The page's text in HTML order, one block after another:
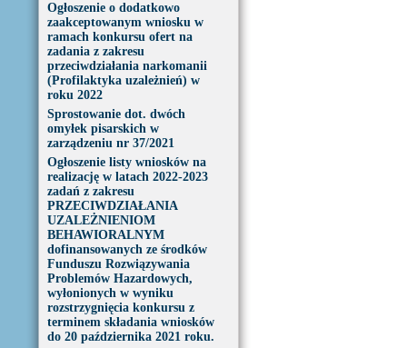
Ogłoszenie o dodatkowo
zaakceptowanym wniosku w
ramach konkursu ofert na
zadania z zakresu
przeciwdziałania narkomanii
(Profilaktyka uzależnień) w
roku 2022
Sprostowanie dot. dwóch
omyłek pisarskich w
zarządzeniu nr 37/2021
Ogłoszenie listy wniosków na
realizację w latach 2022-2023
zadań z zakresu
PRZECIWDZIAŁANIA
UZALEŻNIENIOM
BEHAWIORALNYM
dofinansowanych ze środków
Funduszu Rozwiązywania
Problemów Hazardowych,
wyłonionych w wyniku
rozstrzygnięcia konkursu z
terminem składania wniosków
do 20 października 2021 roku.